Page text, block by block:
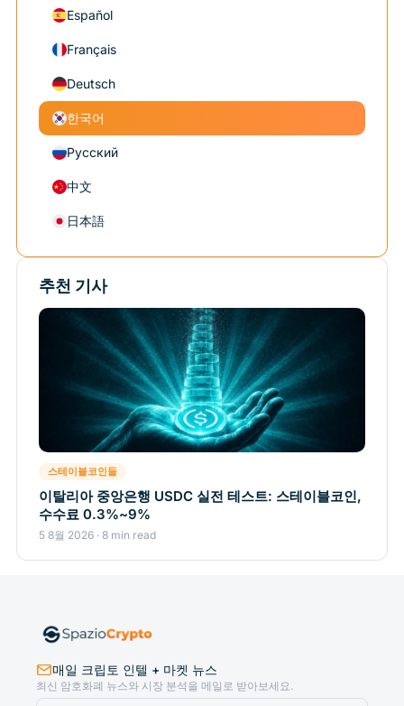
Español
Français
Deutsch
한국어
Русский
中文
日本語
추천 기사
스테이블코인들
이탈리아 중앙은행 USDC 실전 테스트: 스테이블코인,
수수료 0.3%~9%
5 8월 2026 · 8 min read
매일 크립토 인텔 + 마켓 뉴스
최신 암호화폐 뉴스와 시장 분석을 메일로 받아보세요.